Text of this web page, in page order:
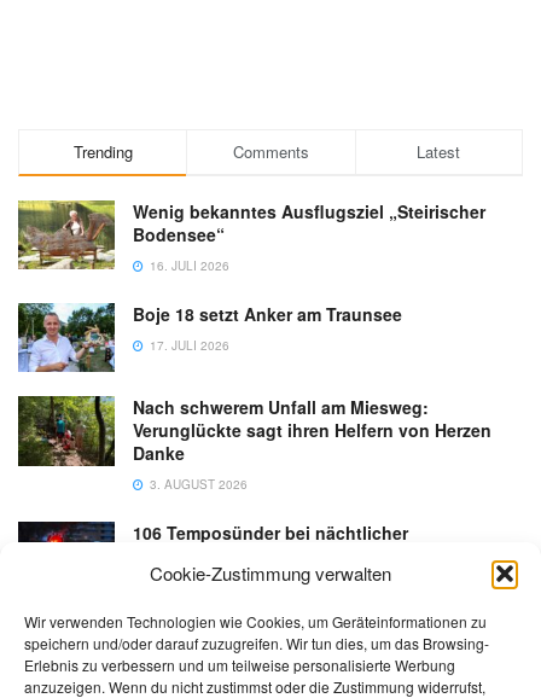
Cookie-Zustimmung verwalten
Wir verwenden Technologien wie Cookies, um Geräteinformationen zu
speichern und/oder darauf zuzugreifen. Wir tun dies, um das Browsing-
Erlebnis zu verbessern und um teilweise personalisierte Werbung
anzuzeigen. Wenn du nicht zustimmst oder die Zustimmung widerrufst,
Trending Comments Latest
Wenig bekanntes Ausflugsziel „Steirischer
Bodensee“
16. JULI 2026
Boje 18 setzt Anker am Traunsee
17. JULI 2026
Nach schwerem Unfall am Miesweg:
Verunglückte sagt ihren Helfern von Herzen
Danke
3. AUGUST 2026
106 Temposünder bei nächtlicher